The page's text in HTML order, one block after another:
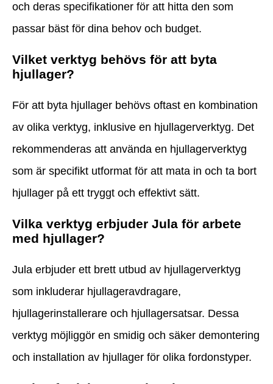
och deras specifikationer för att hitta den som
passar bäst för dina behov och budget.
Vilket verktyg behövs för att byta
hjullager?
För att byta hjullager behövs oftast en kombination
av olika verktyg, inklusive en hjullagerverktyg. Det
rekommenderas att använda en hjullagerverktyg
som är specifikt utformat för att mata in och ta bort
hjullager på ett tryggt och effektivt sätt.
Vilka verktyg erbjuder Jula för arbete
med hjullager?
Jula erbjuder ett brett utbud av hjullagerverktyg
som inkluderar hjullageravdragare,
hjullagerinstallerare och hjullagersatsar. Dessa
verktyg möjliggör en smidig och säker demontering
och installation av hjullager för olika fordonstyper.